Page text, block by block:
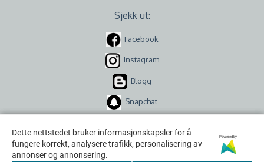
Sjekk ut:
Facebook
Instagram
Blogg
Snapchat
Dette nettstedet bruker informasjonskapsler for å
fungere korrekt, analysere trafikk, personalisering av
annonser og annonsering.
Powered by
Dette nettstedet bruker informasjonskapsler for å
fungere korrekt, analysere trafikk, personalisering av
annonser og annonsering.
Powered by